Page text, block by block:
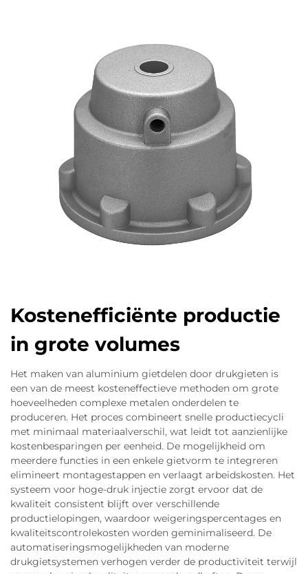
Kostenefficiënte productie
in grote volumes
Het maken van aluminium gietdelen door drukgieten is
een van de meest kosteneffectieve methoden om grote
hoeveelheden complexe metalen onderdelen te
produceren. Het proces combineert snelle productiecycli
met minimaal materiaalverschil, wat leidt tot aanzienlijke
kostenbesparingen per eenheid. De mogelijkheid om
meerdere functies in een enkele gietvorm te integreren
elimineert montagestappen en verlaagt arbeidskosten. Het
systeem voor hoge-druk injectie zorgt ervoor dat de
kwaliteit consistent blijft over verschillende
productielopingen, waardoor weigeringspercentages en
kwaliteitscontrolekosten worden geminimaliseerd. De
automatiseringsmogelijkheden van moderne
drukgietsystemen verhogen verder de productiviteit terwijl